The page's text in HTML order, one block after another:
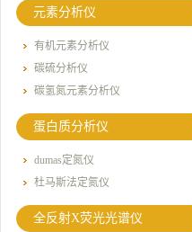
元素分析仪
有机元素分析仪
碳硫分析仪
碳氢氮元素分析仪
蛋白质分析仪
dumas定氮仪
杜马斯法定氮仪
全反射X荧光光谱仪